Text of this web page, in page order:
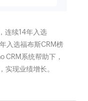
连续14年入选
入选福布斯CRM榜
CRM系统帮助下，
实现业绩增长。